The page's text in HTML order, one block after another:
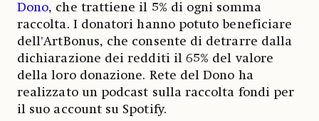
Dono, che trattiene il 5% di ogni somma
raccolta. I donatori hanno potuto beneficiare
dell'ArtBonus, che consente di detrarre dalla
dichiarazione dei redditi il 65% del valore
della loro donazione. Rete del Dono ha
realizzato un podcast sulla raccolta fondi per
il suo account su Spotify.